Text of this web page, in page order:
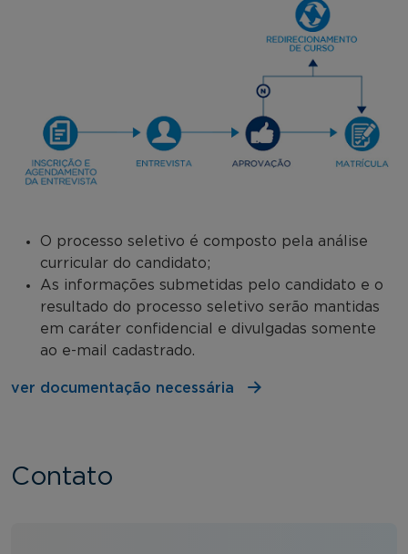
O processo seletivo é composto pela análise
curricular do candidato;
As informações submetidas pelo candidato e o
resultado do processo seletivo serão mantidas
em caráter confidencial e divulgadas somente
ao e-mail cadastrado.
ver documentação necessária
Contato